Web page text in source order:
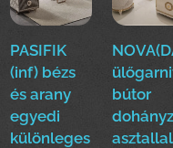
PASIFIK
(inf) bézs
és arany
egyedi
különleges
bútor